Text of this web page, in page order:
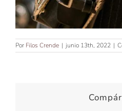
Por Filos Crende | junio 13th, 2022 |